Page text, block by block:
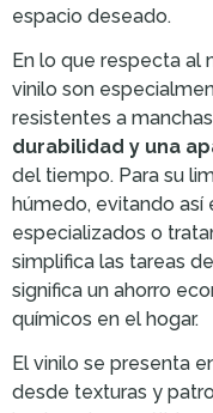
espacio deseado.
En lo que respecta al
vinilo son
resistentes a
durabilidad y una
del tiempo. Para su
húmedo, evitando
especializados o
simplifica las tareas
significa un ahorro
químicos en el hogar.
El vinilo se presenta
desde texturas y